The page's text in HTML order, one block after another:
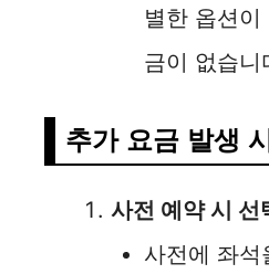
별한 옵션
금이 없습니
추가 요금 발생
사전 예약 시 선
사전에 좌